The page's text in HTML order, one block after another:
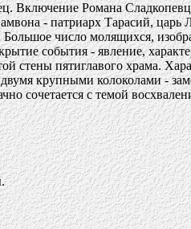
Включение Романа
- патриарх Тарасий,
число молящихся,
события - явление,
стены пятиглавого храма.
крупными колоколами -
сочетается с темой